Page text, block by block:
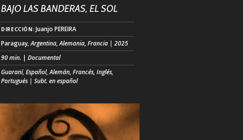
BAJO LAS BANDERAS, EL SOL
DIRECCIÓN: Juanjo PEREIRA
Paraguay, Argentina, Alemania, Francia | 2025
90 min. |Documental
Guaraní, Español, Alemán, Francés, Inglés,
Portugués | Subt. en español
olvidado, este documental descubre la
maquinaria oculta de la dictadura de Alfredo
STROESSNER en Paraguay, uno de los
regímenes más largos de la historia. Desde la
propaganda hasta las transmisiones